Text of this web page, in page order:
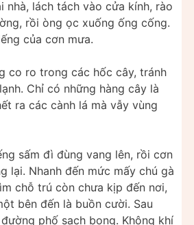
nhà, lách tách vào cửa kính, rào
rồi òng ọc xuống ống cống.
của cơn mưa.
co ro trong các hốc cây, tránh
Chỉ có những hàng cây là
ra các cành lá mà vẫy vùng
sấm đì đùng vang lên, rồi cơn
lại. Nhanh đến mức mấy chú gà
chỗ trú còn chưa kịp đến nơi,
bên đến là buồn cười. Sau
phố sạch bong. Không khí